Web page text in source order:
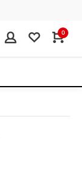
0